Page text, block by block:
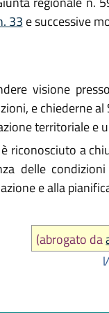
33 e successive
visione
e chiederne
territoriale e
riconosciuto a
delle
e alla
(abrogato da